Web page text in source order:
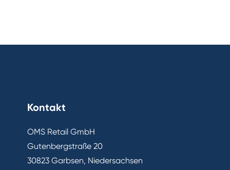
Kontakt
OMS Retail GmbH
Gutenbergstraße 20
30823 Garbsen, Niedersachsen